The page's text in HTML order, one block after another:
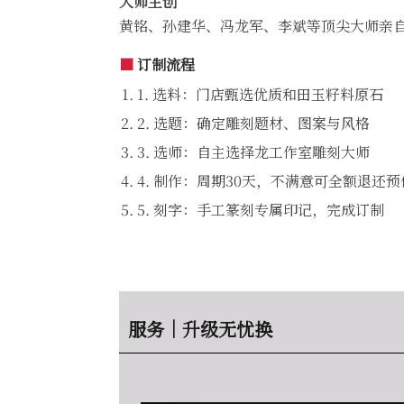
黄铭、孙建华、冯龙军、李斌等顶尖大师亲
■ 订制流程
1. 选料：门店甄选优质和田玉籽料原石
2. 选题：确定雕刻题材、图案与风格
3. 选师：自主选择龙工作室雕刻大师
4. 制作：周期30天，不满意可全额退还预
5. 刻字：手工篆刻专属印记，完成订制
服务｜升级无忧换